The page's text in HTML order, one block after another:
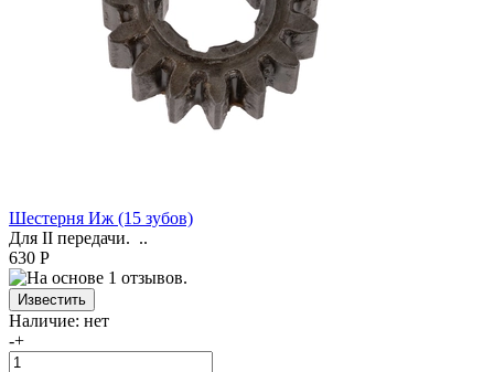
Шестерня Иж (15 зубов)
Для II передачи. ..
630 Р
Наличие: нет
-+